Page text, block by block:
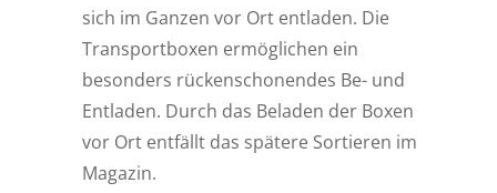
sich im Ganzen vor Ort entladen. Die
Transportboxen ermöglichen ein
besonders rückenschonendes Be- und
Entladen. Durch das Beladen der Boxen
vor Ort entfällt das spätere Sortieren im
Magazin.